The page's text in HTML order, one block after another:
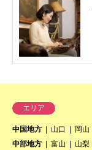
エリア
中国地方 山口 岡山
中部地方
富山 山梨